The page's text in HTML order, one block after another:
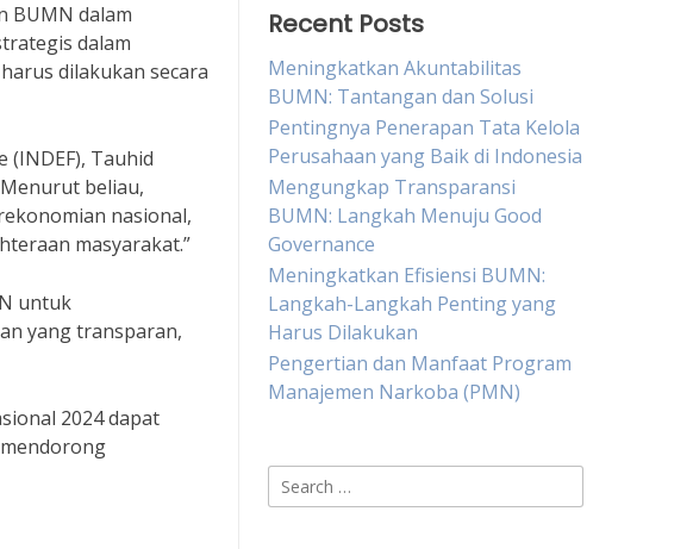
BUMN dalam
dalam
dilakukan secara
Tauhid
beliau,
nasional,
masyarakat.”
untuk
yang transparan,
2024 dapat
Recent Posts
Meningkatkan Akuntabilitas
BUMN: Tantangan dan Solusi
Pentingnya Penerapan Tata Kelola
Perusahaan yang Baik di Indonesia
Mengungkap Transparansi
BUMN: Langkah Menuju Good
Governance
Meningkatkan Efisiensi BUMN:
Langkah-Langkah Penting yang
Harus Dilakukan
Pengertian dan Manfaat Program
Manajemen Narkoba (PMN)
Search
for: